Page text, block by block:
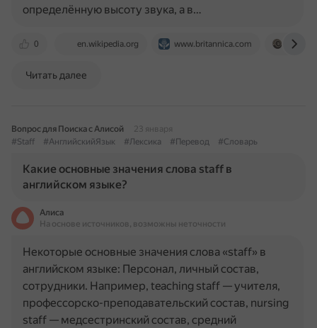
0 en.wikipedia.org www.britannica.com
определённую высоту звука, а в…
Читать далее
Вопрос для Поиска с Алисой
23 января
#Staff
#АнглийскийЯзык #Лексика #Перевод #Словарь
Какие основные значения слова staff в
английском языке?
Алиса
На основе источников, возможны неточности
Некоторые основные значения слова «staff» в
английском языке: Персонал, личный состав,
сотрудники. Например, teaching staff — учителя,
профессорско-преподавательский состав, nursing
staff — медсестринский состав, средний